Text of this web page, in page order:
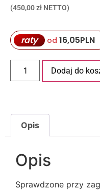
(450,00 zł NETTO)
raty od 16,05PLN
Dodaj do
Opis
Opis
Sprawdzone przy